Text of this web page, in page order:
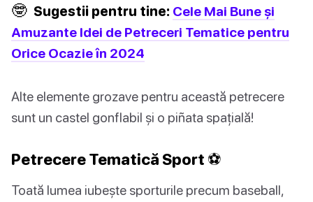
🤓 Sugestii pentru tine: Cele Mai Bune și
Amuzante Idei de Petreceri Tematice pentru
Orice Ocazie în 2024
Alte elemente grozave pentru această petrecere
sunt un castel gonflabil și o piñata spațială!
Petrecere Tematică Sport ⚽
Toată lumea iubește sporturile precum baseball,